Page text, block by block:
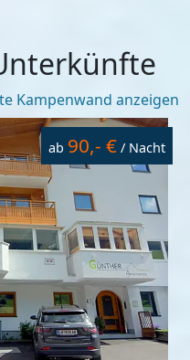
Kampenwand anzeigen
ab 90,- € / Nacht